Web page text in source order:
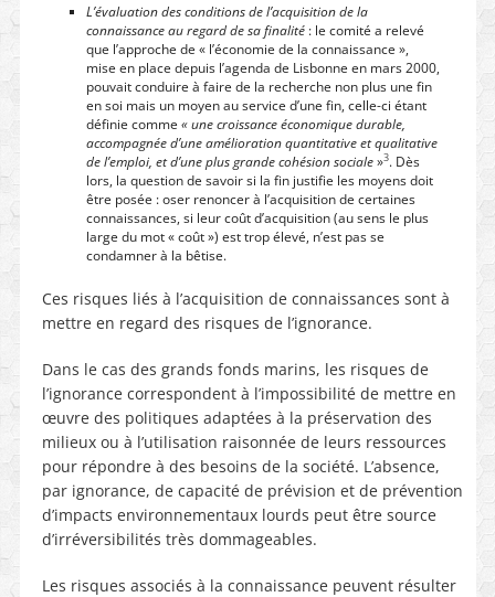
L’évaluation des conditions de l’acquisition de la
connaissance au regard de sa finalité : le comité a relevé
que l’approche de « l’économie de la connaissance »,
mise en place depuis l’agenda de Lisbonne en mars 2000,
pouvait conduire à faire de la recherche non plus une fin
en soi mais un moyen au service d’une fin, celle-ci étant
définie comme « une croissance économique durable,
accompagnée d’une amélioration quantitative et qualitative
de l’emploi, et d’une plus grande cohésion sociale»3. Dès
lors, la question de savoir si la fin justifie les moyens doit
être posée : oser renoncer à l’acquisition de certaines
connaissances, si leur coût d’acquisition (au sens le plus
large du mot « coût ») est trop élevé, n’est pas se
condamner à la bêtise.
Ces risques liés à l’acquisition de connaissances sont à
mettre en regard des risques de l’ignorance.
Dans le cas des grands fonds marins, les risques de
l’ignorance correspondent à l’impossibilité de mettre en
œuvre des politiques adaptées à la préservation des
milieux ou à l’utilisation raisonnée de leurs ressources
pour répondre à des besoins de la société. L’absence,
par ignorance, de capacité de prévision et de prévention
d’impacts environnementaux lourds peut être source
d’irréversibilités très dommageables.
Les risques associés à la connaissance peuvent résulter